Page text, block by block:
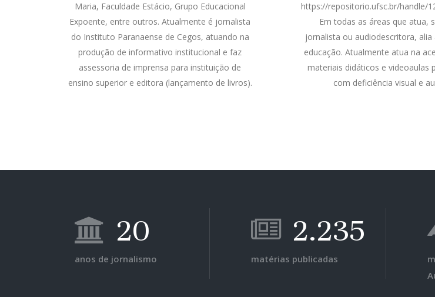
Maria, Faculdade Estácio, Grupo Educacional
Expoente, entre outros. Atualmente é jornalista
do Instituto Paranaense de Cegos, atuando na
produção de informativo institucional e faz
assessoria de imprensa para instituição de
ensino superior e editora (lançamento de livros).
https://repositorio.ufsc.br/handle/
Em todas as áreas que atua,
jornalista ou audiodescritora, alia
educação. Atualmente atua na
materiais didáticos e videoaulas
com deficiência visual e
20
anos de jornalismo
2.235
matérias publicadas